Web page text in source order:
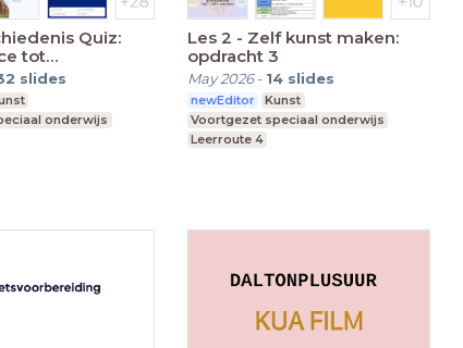
Quiz:
tot
slides
onderwijs
Les 2 - Zelf kunst maken:
opdracht 3
May 2026- 14 slides
newEditor
Kunst
Voortgezet speciaal onderwijs
Leerroute 4